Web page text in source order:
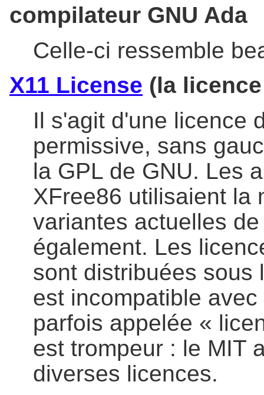
compilateur GNU Ada
Celle-ci ressemble
X11 License (la
Il s'agit d'une licence
permissive, sans
la GPL de GNU. Les
XFree86 utilisaient la
variantes actuelles
également. Les
sont distribuées sous
est incompatible
parfois appelée «
est trompeur : le MIT
diverses licences.